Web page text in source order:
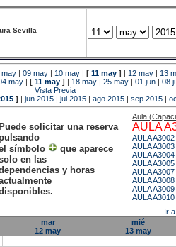
Sevilla
may | 09 may | 10 may | [ 11 may ] | 12 may | 13
may | [ 11 may ] | 18 may | 25 may | 01 jun | 08
] | jun 2015 | jul 2015 | ago 2015 | sep 2015 |
Puede solicitar una reserva
símbolo
que aparece
en las
y horas
Aula
AULA
AULA A3002
AULA A3003
AULA A3004
AULA A3005
AULA A3007
AULA A3008
AULA A3009
AULA A3010
Ir
mar
12 may
mié
13 may